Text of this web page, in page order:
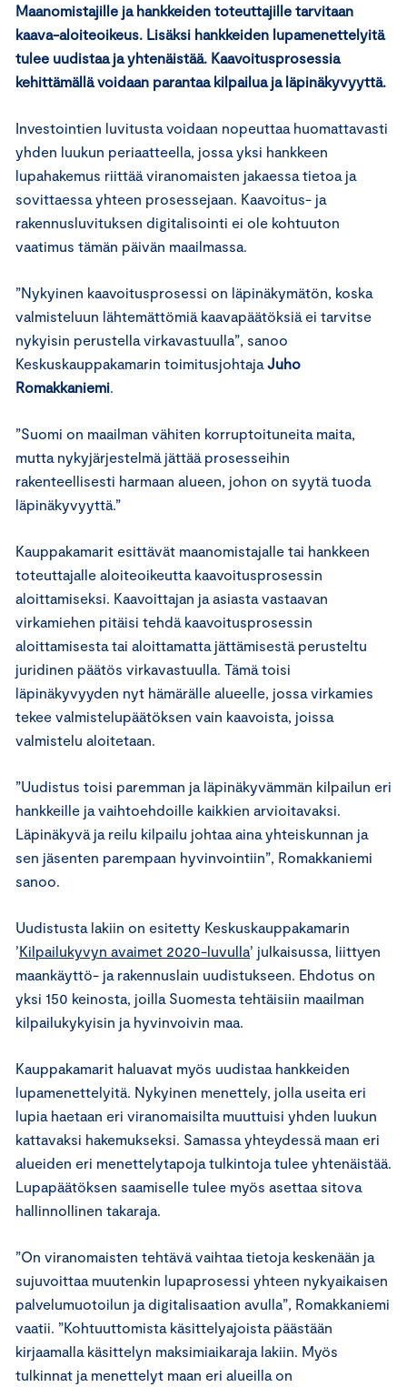
Maanomistajille ja hankkeiden toteuttajille tarvitaan
kaava-aloiteoikeus. Lisäksi hankkeiden lupamenettelyitä
tulee uudistaa ja yhtenäistää. Kaavoitusprosessia
kehittämällä voidaan parantaa kilpailua ja läpinäkyvyyttä.
Investointien luvitusta voidaan nopeuttaa huomattavasti
yhden luukun periaatteella, jossa yksi hankkeen
lupahakemus riittää viranomaisten jakaessa tietoa ja
sovittaessa yhteen prosessejaan. Kaavoitus- ja
rakennusluvituksen digitalisointi ei ole kohtuuton
vaatimus tämän päivän maailmassa.
”Nykyinen kaavoitusprosessi on läpinäkymätön, koska
valmisteluun lähtemättömiä kaavapäätöksiä ei tarvitse
nykyisin perustella virkavastuulla”, sanoo
Keskuskauppakamarin toimitusjohtaja Juho
Romakkaniemi.
”Suomi on maailman vähiten korruptoituneita maita,
mutta nykyjärjestelmä jättää prosesseihin
rakenteellisesti harmaan alueen, johon on syytä tuoda
läpinäkyvyyttä.”
Kauppakamarit esittävät maanomistajalle tai hankkeen
toteuttajalle aloiteoikeutta kaavoitusprosessin
aloittamiseksi. Kaavoittajan ja asiasta vastaavan
virkamiehen pitäisi tehdä kaavoitusprosessin
aloittamisesta tai aloittamatta jättämisestä perusteltu
juridinen päätös virkavastuulla. Tämä toisi
läpinäkyvyyden nyt hämärälle alueelle, jossa virkamies
tekee valmistelupäätöksen vain kaavoista, joissa
valmistelu aloitetaan.
”Uudistus toisi paremman ja läpinäkyvämmän kilpailun eri
hankkeille ja vaihtoehdoille kaikkien arvioitavaksi.
Läpinäkyvä ja reilu kilpailu johtaa aina yhteiskunnan ja
sen jäsenten parempaan hyvinvointiin”, Romakkaniemi
sanoo.
Uudistusta lakiin on esitetty Keskuskauppakamarin
’Kilpailukyvyn avaimet 2020-luvulla’ julkaisussa, liittyen
maankäyttö- ja rakennuslain uudistukseen. Ehdotus on
yksi 150 keinosta, joilla Suomesta tehtäisiin maailman
kilpailukykyisin ja hyvinvoivin maa.
Kauppakamarit haluavat myös uudistaa hankkeiden
lupamenettelyitä. Nykyinen menettely, jolla useita eri
lupia haetaan eri viranomaisilta muuttuisi yhden luukun
kattavaksi hakemukseksi. Samassa yhteydessä maan eri
alueiden eri menettelytapoja tulkintoja tulee yhtenäistää.
Lupapäätöksen saamiselle tulee myös asettaa sitova
hallinnollinen takaraja.
”On viranomaisten tehtävä vaihtaa tietoja keskenään ja
sujuvoittaa muutenkin lupaprosessi yhteen nykyaikaisen
palvelumuotoilun ja digitalisaation avulla”, Romakkaniemi
vaatii. ”Kohtuuttomista käsittelyajoista päästään
kirjaamalla käsittelyn maksimiaikaraja lakiin. Myös
tulkinnat ja menettelyt maan eri alueilla on